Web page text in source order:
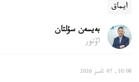
ايماق
بەيسەن سۇلتان
اۆتور
10:08, 07 تامىز 2026